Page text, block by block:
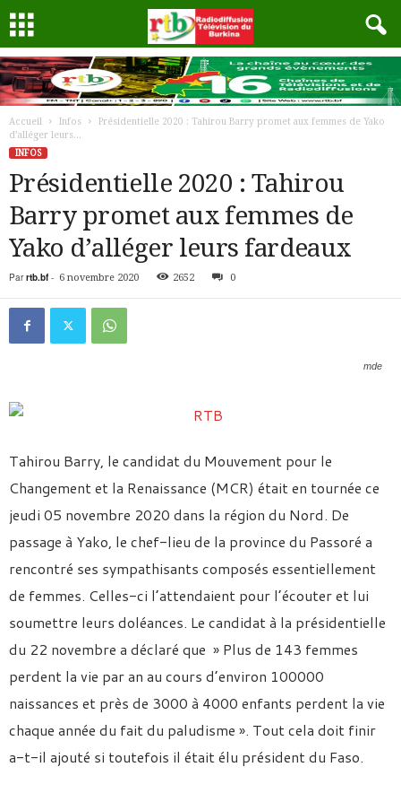
Accueil Infos
Présidentielle 2020 : Tahirou Barry promet aux femmes de Yako
d’alléger leurs...
INFOS
Présidentielle 2020 : Tahirou
Barry promet aux femmes de
Yako d’alléger leurs fardeaux
Par rtb.bf- 6 novembre 2020 2652 0
mde
Tahirou Barry, le candidat du Mouvement pour le
Changement et la Renaissance (MCR) était en tournée ce
jeudi 05 novembre 2020 dans la région du Nord. De
passage à Yako, le chef-lieu de la province du Passoré a
rencontré ses sympathisants composés essentiellement
de femmes. Celles-ci l’attendaient pour l’écouter et lui
soumettre leurs doléances. Le candidat à la présidentielle
du 22 novembre a déclaré que » Plus de 143 femmes
perdent la vie par an au cours d’environ 100000
naissances et près de 3000 à 4000 enfants perdent la vie
chaque année du fait du paludisme ». Tout cela doit finir
a-t-il ajouté si toutefois il était élu président du Faso.